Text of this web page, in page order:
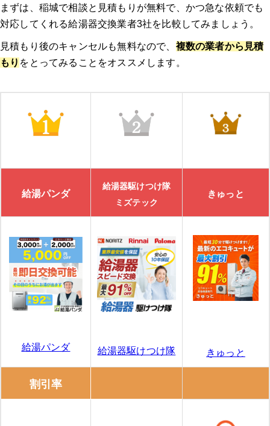
まずは、稲城で相談と見積もりが無料で、かつ急な依頼でも
対応してくれる給湯器交換業者3社を比較してみましょう。
見積もり後のキャンセルも無料なので、 複数の業者から見積
もり をとってみることをオススメします。
給湯パンダ
給湯器駆けつけ隊
ミズテック
きゅっと
給湯パンダ 給湯器駆けつけ隊 きゅっと
割引率